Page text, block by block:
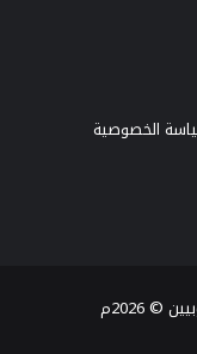
الخصوصية
© 2026م